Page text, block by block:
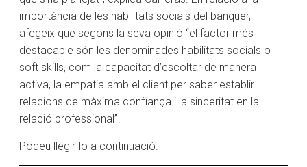
importància de les habilitats socials del banquer,
afegeix que segons la seva opinió “el factor més
destacable són les denominades habilitats socials o
soft skills, com la capacitat d’escoltar de manera
activa, la empatia amb el client per saber establir
relacions de màxima confiança i la sinceritat en la
relació professional”.
Podeu llegir-lo a continuació.